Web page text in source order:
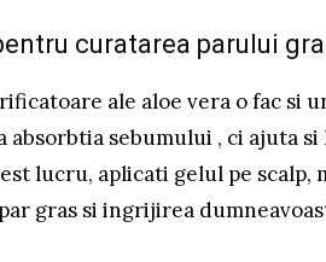
curatarea parului
ale aloe vera o fac si
absorbtia sebumului , ci ajuta
lucru, aplicati gelul pe scalp,
gras si ingrijirea